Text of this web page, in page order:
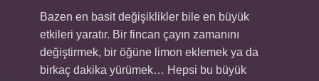
Bazen en basit değişiklikler bile en büyük
etkileri yaratır. Bir fincan çayın zamanını
değiştirmek, bir öğüne limon eklemek ya da
birkaç dakika yürümek… Hepsi bu büyük